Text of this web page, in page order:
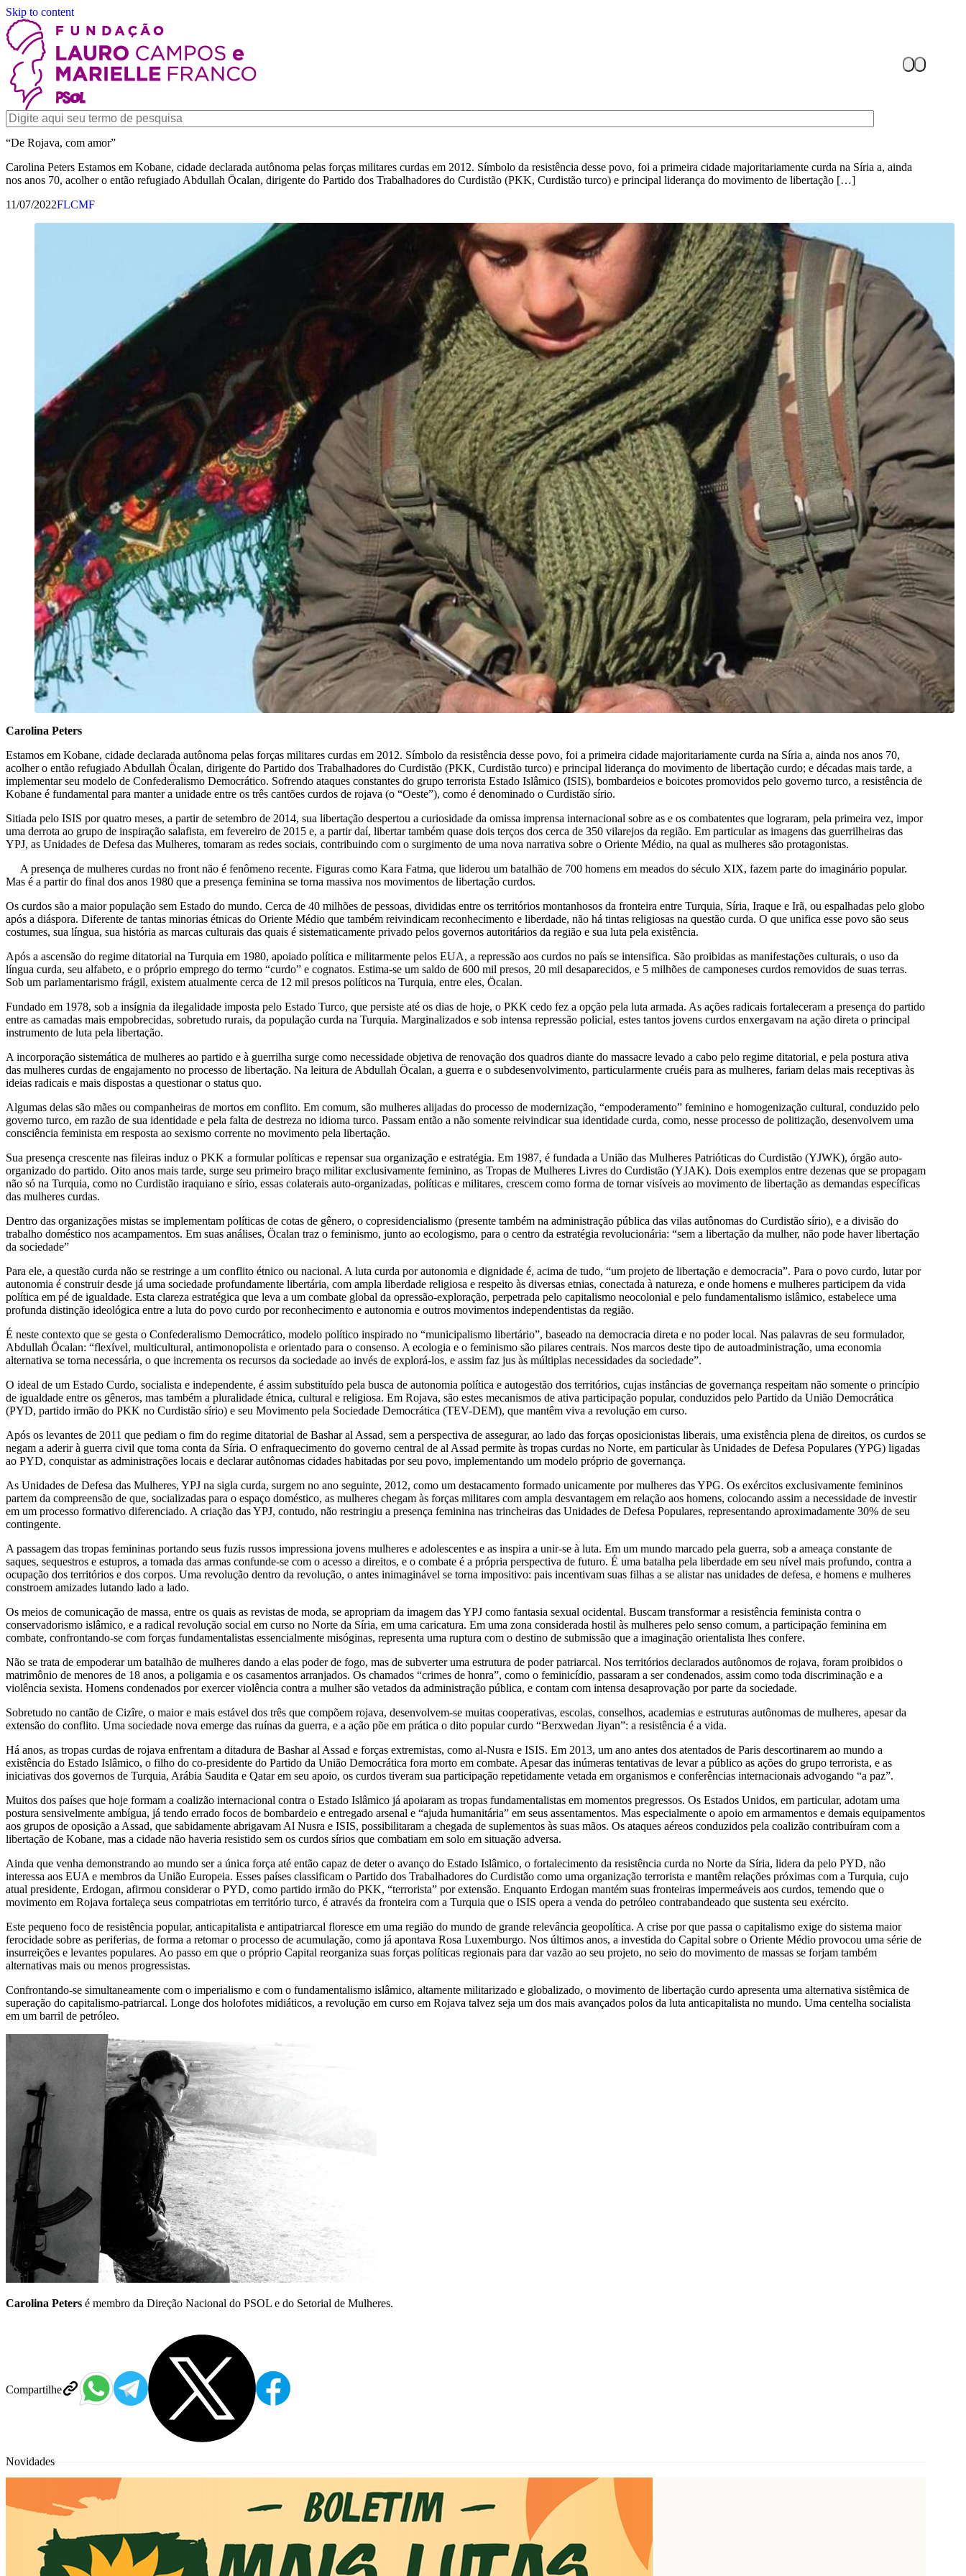
Skip to content
“De Rojava, com amor”
Carolina Peters Estamos em Kobane, cidade declarada autônoma pelas forças militares curdas em 2012. Símbolo da resistência desse povo, foi a primeira cidade majoritariamente curda na Síria a, ainda
nos anos 70, acolher o então refugiado Abdullah Öcalan, dirigente do Partido dos Trabalhadores do Curdistão (PKK, Curdistão turco) e principal liderança do movimento de libertação […]
11/07/2022FLCMF
Compartilhe
Carolina Peters
Estamos em Kobane, cidade declarada autônoma pelas forças militares curdas em 2012. Símbolo da resistência desse povo, foi a primeira cidade majoritariamente curda na Síria a, ainda nos anos 70,
acolher o então refugiado Abdullah Öcalan, dirigente do Partido dos Trabalhadores do Curdistão (PKK, Curdistão turco) e principal liderança do movimento de libertação curdo; e décadas mais tarde, a
implementar seu modelo de Confederalismo Democrático. Sofrendo ataques constantes do grupo terrorista Estado Islâmico (ISIS), bombardeios e boicotes promovidos pelo governo turco, a resistência de
Kobane é fundamental para manter a unidade entre os três cantões curdos de rojava (o “Oeste”), como é denominado o Curdistão sírio.
Sitiada pelo ISIS por quatro meses, a partir de setembro de 2014, sua libertação despertou a curiosidade da omissa imprensa internacional sobre as e os combatentes que lograram, pela primeira vez, impor
uma derrota ao grupo de inspiração salafista, em fevereiro de 2015 e, a partir daí, libertar também quase dois terços dos cerca de 350 vilarejos da região. Em particular as imagens das guerrilheiras das
YPJ, as Unidades de Defesa das Mulheres, tomaram as redes sociais, contribuindo com o surgimento de uma nova narrativa sobre o Oriente Médio, na qual as mulheres são protagonistas.
A presença de mulheres curdas no front não é fenômeno recente. Figuras como Kara Fatma, que liderou um batalhão de 700 homens em meados do século XIX, fazem parte do imaginário popular.
Mas é a partir do final dos anos 1980 que a presença feminina se torna massiva nos movimentos de libertação curdos.
Os curdos são a maior população sem Estado do mundo. Cerca de 40 milhões de pessoas, divididas entre os territórios montanhosos da fronteira entre Turquia, Síria, Iraque e Irã, ou espalhadas pelo globo
após a diáspora. Diferente de tantas minorias étnicas do Oriente Médio que também reivindicam reconhecimento e liberdade, não há tintas religiosas na questão curda. O que unifica esse povo são seus
costumes, sua língua, sua história as marcas culturais das quais é sistematicamente privado pelos governos autoritários da região e sua luta pela existência.
Após a ascensão do regime ditatorial na Turquia em 1980, apoiado política e militarmente pelos EUA, a repressão aos curdos no país se intensifica. São proibidas as manifestações culturais, o uso da
língua curda, seu alfabeto, e o próprio emprego do termo “curdo” e cognatos. Estima-se um saldo de 600 mil presos, 20 mil desaparecidos, e 5 milhões de camponeses curdos removidos de suas terras.
Sob um parlamentarismo frágil, existem atualmente cerca de 12 mil presos políticos na Turquia, entre eles, Öcalan.
Fundado em 1978, sob a insígnia da ilegalidade imposta pelo Estado Turco, que persiste até os dias de hoje, o PKK cedo fez a opção pela luta armada. As ações radicais fortaleceram a presença do partido
entre as camadas mais empobrecidas, sobretudo rurais, da população curda na Turquia. Marginalizados e sob intensa repressão policial, estes tantos jovens curdos enxergavam na ação direta o principal
instrumento de luta pela libertação.
A incorporação sistemática de mulheres ao partido e à guerrilha surge como necessidade objetiva de renovação dos quadros diante do massacre levado a cabo pelo regime ditatorial, e pela postura ativa
das mulheres curdas de engajamento no processo de libertação. Na leitura de Abdullah Öcalan, a guerra e o subdesenvolvimento, particularmente cruéis para as mulheres, fariam delas mais receptivas às
ideias radicais e mais dispostas a questionar o status quo.
Algumas delas são mães ou companheiras de mortos em conflito. Em comum, são mulheres alijadas do processo de modernização, “empoderamento” feminino e homogenização cultural, conduzido pelo
governo turco, em razão de sua identidade e pela falta de destreza no idioma turco. Passam então a não somente reivindicar sua identidade curda, como, nesse processo de politização, desenvolvem uma
consciência feminista em resposta ao sexismo corrente no movimento pela libertação.
Sua presença crescente nas fileiras induz o PKK a formular políticas e repensar sua organização e estratégia. Em 1987, é fundada a União das Mulheres Patrióticas do Curdistão (YJWK), órgão auto-
organizado do partido. Oito anos mais tarde, surge seu primeiro braço militar exclusivamente feminino, as Tropas de Mulheres Livres do Curdistão (YJAK). Dois exemplos entre dezenas que se propagam
não só na Turquia, como no Curdistão iraquiano e sírio, essas colaterais auto-organizadas, políticas e militares, crescem como forma de tornar visíveis ao movimento de libertação as demandas específicas
das mulheres curdas.
Dentro das organizações mistas se implementam políticas de cotas de gênero, o copresidencialismo (presente também na administração pública das vilas autônomas do Curdistão sírio), e a divisão do
trabalho doméstico nos acampamentos. Em suas análises, Öcalan traz o feminismo, junto ao ecologismo, para o centro da estratégia revolucionária: “sem a libertação da mulher, não pode haver libertação
da sociedade”
Para ele, a questão curda não se restringe a um conflito étnico ou nacional. A luta curda por autonomia e dignidade é, acima de tudo, “um projeto de libertação e democracia”. Para o povo curdo, lutar por
autonomia é construir desde já uma sociedade profundamente libertária, com ampla liberdade religiosa e respeito às diversas etnias, conectada à natureza, e onde homens e mulheres participem da vida
política em pé de igualdade. Esta clareza estratégica que leva a um combate global da opressão-exploração, perpetrada pelo capitalismo neocolonial e pelo fundamentalismo islâmico, estabelece uma
profunda distinção ideológica entre a luta do povo curdo por reconhecimento e autonomia e outros movimentos independentistas da região.
É neste contexto que se gesta o Confederalismo Democrático, modelo político inspirado no “municipalismo libertário”, baseado na democracia direta e no poder local. Nas palavras de seu formulador,
Abdullah Öcalan: “flexível, multicultural, antimonopolista e orientado para o consenso. A ecologia e o feminismo são pilares centrais. Nos marcos deste tipo de autoadministração, uma economia
alternativa se torna necessária, o que incrementa os recursos da sociedade ao invés de explorá-los, e assim faz jus às múltiplas necessidades da sociedade”.
O ideal de um Estado Curdo, socialista e independente, é assim substituído pela busca de autonomia política e autogestão dos territórios, cujas instâncias de governança respeitam não somente o princípio
de igualdade entre os gêneros, mas também a pluralidade étnica, cultural e religiosa. Em Rojava, são estes mecanismos de ativa participação popular, conduzidos pelo Partido da União Democrática
(PYD, partido irmão do PKK no Curdistão sírio) e seu Movimento pela Sociedade Democrática (TEV-DEM), que mantêm viva a revolução em curso.
Após os levantes de 2011 que pediam o fim do regime ditatorial de Bashar al Assad, sem a perspectiva de assegurar, ao lado das forças oposicionistas liberais, uma existência plena de direitos, os curdos se
negam a aderir à guerra civil que toma conta da Síria. O enfraquecimento do governo central de al Assad permite às tropas curdas no Norte, em particular às Unidades de Defesa Populares (YPG) ligadas
ao PYD, conquistar as administrações locais e declarar autônomas cidades habitadas por seu povo, implementando um modelo próprio de governança.
As Unidades de Defesa das Mulheres, YPJ na sigla curda, surgem no ano seguinte, 2012, como um destacamento formado unicamente por mulheres das YPG. Os exércitos exclusivamente femininos
partem da compreensão de que, socializadas para o espaço doméstico, as mulheres chegam às forças militares com ampla desvantagem em relação aos homens, colocando assim a necessidade de investir
em um processo formativo diferenciado. A criação das YPJ, contudo, não restringiu a presença feminina nas trincheiras das Unidades de Defesa Populares, representando aproximadamente 30% de seu
contingente.
A passagem das tropas femininas portando seus fuzis russos impressiona jovens mulheres e adolescentes e as inspira a unir-se à luta. Em um mundo marcado pela guerra, sob a ameaça constante de
saques, sequestros e estupros, a tomada das armas confunde-se com o acesso a direitos, e o combate é a própria perspectiva de futuro. É uma batalha pela liberdade em seu nível mais profundo, contra a
ocupação dos territórios e dos corpos. Uma revolução dentro da revolução, o antes inimaginável se torna impositivo: pais incentivam suas filhas a se alistar nas unidades de defesa, e homens e mulheres
constroem amizades lutando lado a lado.
Os meios de comunicação de massa, entre os quais as revistas de moda, se apropriam da imagem das YPJ como fantasia sexual ocidental. Buscam transformar a resistência feminista contra o
conservadorismo islâmico, e a radical revolução social em curso no Norte da Síria, em uma caricatura. Em uma zona considerada hostil às mulheres pelo senso comum, a participação feminina em
combate, confrontando-se com forças fundamentalistas essencialmente misóginas, representa uma ruptura com o destino de submissão que a imaginação orientalista lhes confere.
Não se trata de empoderar um batalhão de mulheres dando a elas poder de fogo, mas de subverter uma estrutura de poder patriarcal. Nos territórios declarados autônomos de rojava, foram proibidos o
matrimônio de menores de 18 anos, a poligamia e os casamentos arranjados. Os chamados “crimes de honra”, como o feminicídio, passaram a ser condenados, assim como toda discriminação e a
violência sexista. Homens condenados por exercer violência contra a mulher são vetados da administração pública, e contam com intensa desaprovação por parte da sociedade.
Sobretudo no cantão de Cizîre, o maior e mais estável dos três que compõem rojava, desenvolvem-se muitas cooperativas, escolas, conselhos, academias e estruturas autônomas de mulheres, apesar da
extensão do conflito. Uma sociedade nova emerge das ruínas da guerra, e a ação põe em prática o dito popular curdo “Berxwedan Jiyan”: a resistência é a vida.
Há anos, as tropas curdas de rojava enfrentam a ditadura de Bashar al Assad e forças extremistas, como al-Nusra e ISIS. Em 2013, um ano antes dos atentados de Paris descortinarem ao mundo a
existência do Estado Islâmico, o filho do co-presidente do Partido da União Democrática fora morto em combate. Apesar das inúmeras tentativas de levar a público as ações do grupo terrorista, e as
iniciativas dos governos de Turquia, Arábia Saudita e Qatar em seu apoio, os curdos tiveram sua participação repetidamente vetada em organismos e conferências internacionais advogando “a paz”.
Muitos dos países que hoje formam a coalizão internacional contra o Estado Islâmico já apoiaram as tropas fundamentalistas em momentos pregressos. Os Estados Unidos, em particular, adotam uma
postura sensivelmente ambígua, já tendo errado focos de bombardeio e entregado arsenal e “ajuda humanitária” em seus assentamentos. Mas especialmente o apoio em armamentos e demais equipamentos
aos grupos de oposição a Assad, que sabidamente abrigavam Al Nusra e ISIS, possibilitaram a chegada de suplementos às suas mãos. Os ataques aéreos conduzidos pela coalizão contribuíram com a
libertação de Kobane, mas a cidade não haveria resistido sem os curdos sírios que combatiam em solo em situação adversa.
Ainda que venha demonstrando ao mundo ser a única força até então capaz de deter o avanço do Estado Islâmico, o fortalecimento da resistência curda no Norte da Síria, lidera da pelo PYD, não
interessa aos EUA e membros da União Europeia. Esses países classificam o Partido dos Trabalhadores do Curdistão como uma organização terrorista e mantêm relações próximas com a Turquia, cujo
atual presidente, Erdogan, afirmou considerar o PYD, como partido irmão do PKK, “terrorista” por extensão. Enquanto Erdogan mantém suas fronteiras impermeáveis aos curdos, temendo que o
movimento em Rojava fortaleça seus compatriotas em território turco, é através da fronteira com a Turquia que o ISIS opera a venda do petróleo contrabandeado que sustenta seu exército.
Este pequeno foco de resistência popular, anticapitalista e antipatriarcal floresce em uma região do mundo de grande relevância geopolítica. A crise por que passa o capitalismo exige do sistema maior
ferocidade sobre as periferias, de forma a retomar o processo de acumulação, como já apontava Rosa Luxemburgo. Nos últimos anos, a investida do Capital sobre o Oriente Médio provocou uma série de
insurreições e levantes populares. Ao passo em que o próprio Capital reorganiza suas forças políticas regionais para dar vazão ao seu projeto, no seio do movimento de massas se forjam também
alternativas mais ou menos progressistas.
Confrontando-se simultaneamente com o imperialismo e com o fundamentalismo islâmico, altamente militarizado e globalizado, o movimento de libertação curdo apresenta uma alternativa sistêmica de
superação do capitalismo-patriarcal. Longe dos holofotes midiáticos, a revolução em curso em Rojava talvez seja um dos mais avançados polos da luta anticapitalista no mundo. Uma centelha socialista
em um barril de petróleo.
Carolina Peters é membro da Direção Nacional do PSOL e do Setorial de Mulheres.
Novidades